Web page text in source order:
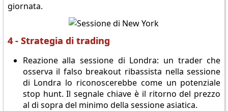
giornata.
4 - Strategia di trading
Reazione alla sessione di Londra: un trader che
osserva il falso breakout ribassista nella sessione
di Londra lo riconoscerebbe come un potenziale
stop hunt. Il segnale chiave è il ritorno del prezzo
al di sopra del minimo della sessione asiatica.